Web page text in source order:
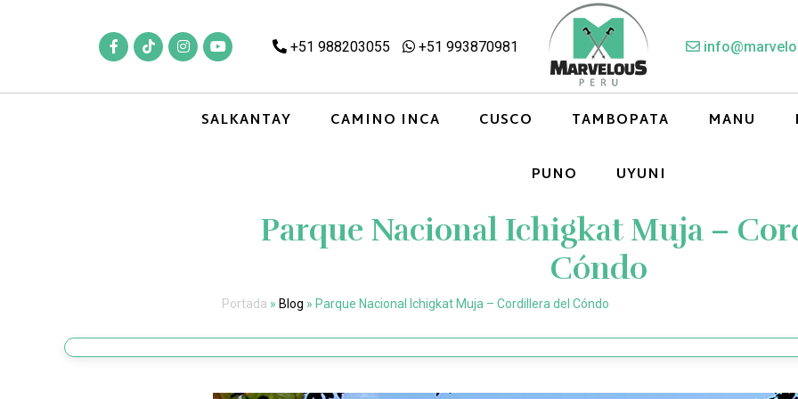
+51 988203055 +51 993870981
SALKANTAY CAMINO INCA CUSCO TAMBOPATA MANU
PUNO UYUNI
Parque Nacional Ichigkat Muja –
Cóndo
Portada » Blog » Parque Nacional Ichigkat Muja – Cordillera del Cóndo